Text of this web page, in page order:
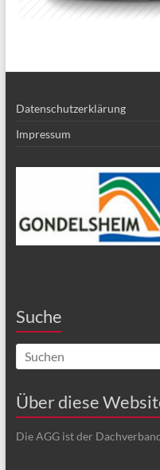
Datenschutzerklärung
Impressum
Suche
Über diese
Die AGG ist der